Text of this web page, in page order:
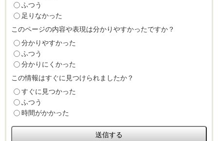
ふつう
足りなかった
このページの内容や表現は分かりやすかったですか？
分かりやすかった
ふつう
分かりにくかった
この情報はすぐに見つけられましたか？
すぐに見つかった
ふつう
時間がかかった